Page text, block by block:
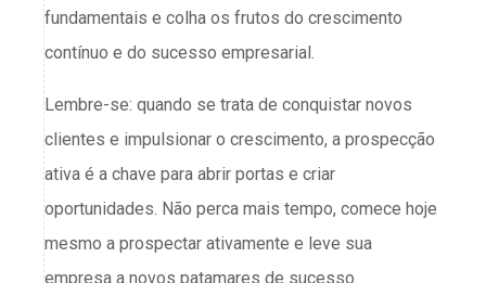
fundamentais e colha os frutos do crescimento
contínuo e do sucesso empresarial.
Lembre-se: quando se trata de conquistar novos
clientes e impulsionar o crescimento, a prospecção
ativa é a chave para abrir portas e criar
oportunidades. Não perca mais tempo, comece hoje
mesmo a prospectar ativamente e leve sua
empresa a novos patamares de sucesso.